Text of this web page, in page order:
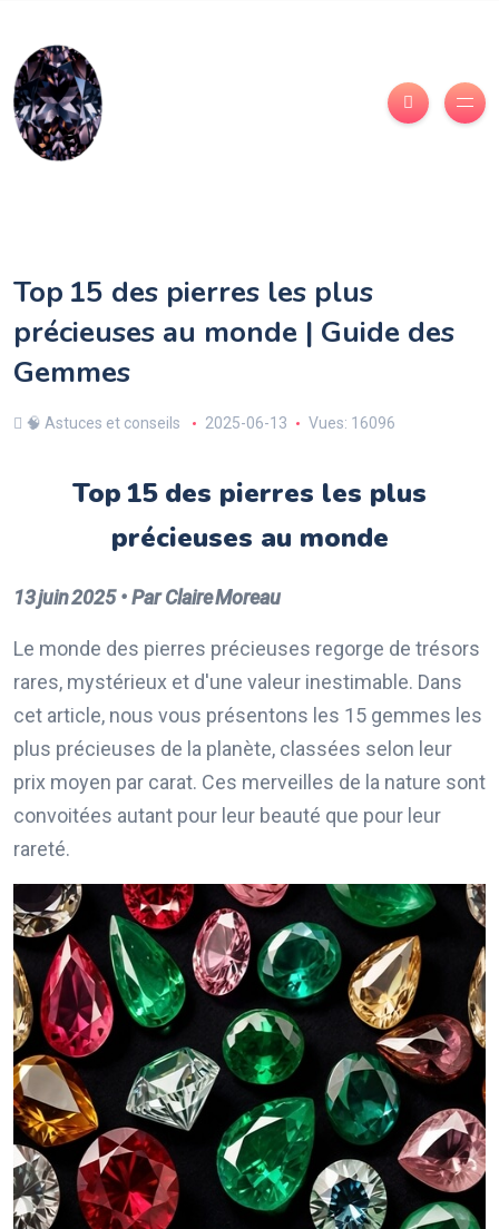
Top 15 des pierres les plus
précieuses au monde | Guide des
Gemmes
🧠 Astuces et conseils 2025-06-13 Vues: 16096
Top 15 des pierres les plus
précieuses au monde
13 juin 2025 • Par Claire Moreau
Le monde des pierres précieuses regorge de trésors
rares, mystérieux et d'une valeur inestimable. Dans
cet article, nous vous présentons les 15 gemmes les
plus précieuses de la planète, classées selon leur
prix moyen par carat. Ces merveilles de la nature sont
convoitées autant pour leur beauté que pour leur
rareté.